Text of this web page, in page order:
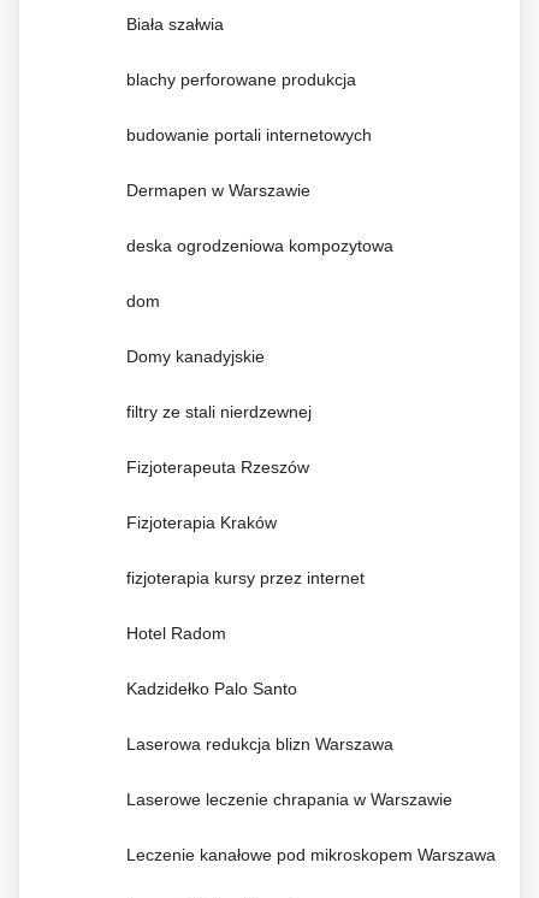
Biała szałwia
blachy perforowane produkcja
budowanie portali internetowych
Dermapen w Warszawie
deska ogrodzeniowa kompozytowa
dom
Domy kanadyjskie
filtry ze stali nierdzewnej
Fizjoterapeuta Rzeszów
Fizjoterapia Kraków
fizjoterapia kursy przez internet
Hotel Radom
Kadzidełko Palo Santo
Laserowa redukcja blizn Warszawa
Laserowe leczenie chrapania w Warszawie
Leczenie kanałowe pod mikroskopem Warszawa